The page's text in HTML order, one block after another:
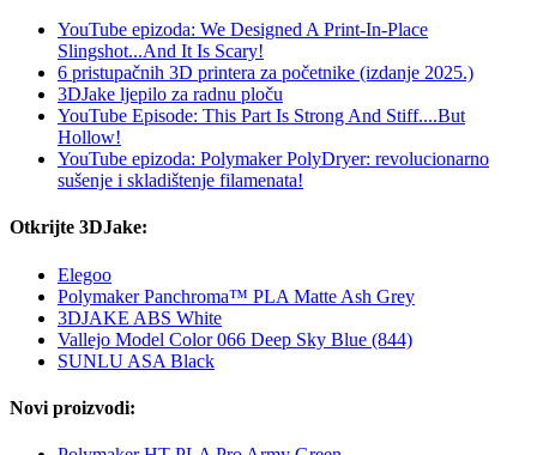
YouTube epizoda: We Designed A Print-In-Place
Slingshot...And It Is Scary!
6 pristupačnih 3D printera za početnike (izdanje 2025.)
3DJake ljepilo za radnu ploču
YouTube Episode: This Part Is Strong And Stiff....But
Hollow!
YouTube epizoda: Polymaker PolyDryer: revolucionarno
sušenje i skladištenje filamenata!
Otkrijte 3DJake:
Elegoo
Polymaker Panchroma™ PLA Matte Ash Grey
3DJAKE ABS White
Vallejo Model Color 066 Deep Sky Blue (844)
SUNLU ASA Black
Novi proizvodi: